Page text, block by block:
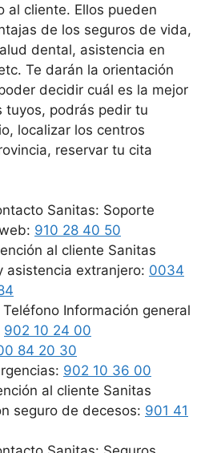
al cliente. Ellos pueden
de los seguros de vida,
dental, asistencia en
Te darán la orientación
decidir cuál es la mejor
tuyos, podrás pedir tu
localizar los centros
reservar tu cita
Sanitas: Soporte
910 28 40 50
al cliente Sanitas
asistencia extranjero: 0034
Información general
902 10 24 00
84 20 30
902 10 36 00
al cliente Sanitas
seguro de decesos: 901 41